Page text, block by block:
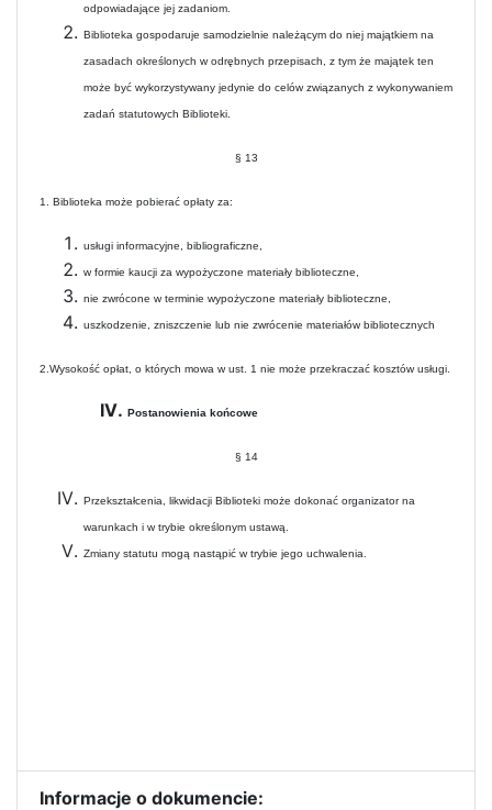
odpowiadające jej zadaniom.
Biblioteka gospodaruje samodzielnie należącym do niej majątkiem na
zasadach określonych w odrębnych przepisach, z tym że majątek ten
może być wykorzystywany jedynie do celów związanych z wykonywaniem
zadań statutowych Biblioteki.
§ 13
1. Biblioteka może pobierać opłaty za:
usługi informacyjne, bibliograficzne,
w formie kaucji za wypożyczone materiały biblioteczne,
nie zwrócone w terminie wypożyczone materiały biblioteczne,
uszkodzenie, zniszczenie lub nie zwrócenie materiałów bibliotecznych
2.Wysokość opłat, o których mowa w ust. 1 nie może przekraczać kosztów usługi.
Postanowienia końcowe
§ 14
Przekształcenia, likwidacji Biblioteki może dokonać organizator na
warunkach i w trybie określonym ustawą.
Zmiany statutu mogą nastąpić w trybie jego uchwalenia.
Informacje o dokumencie: